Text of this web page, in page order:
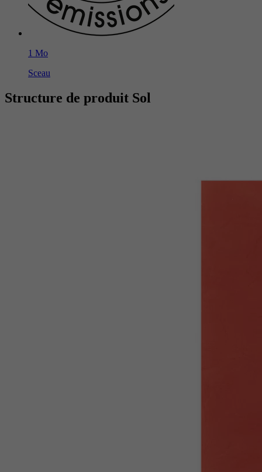
1 Mo
Sceau
Structure de produit Sol